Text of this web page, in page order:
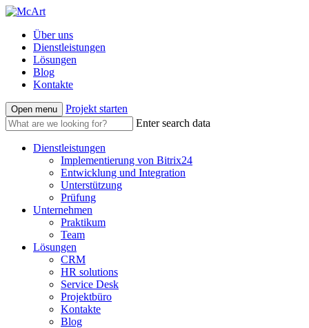
Über uns
Dienstleistungen
Lösungen
Blog
Kontakte
Open menu
Projekt starten
Enter search data
Dienstleistungen
Implementierung von Bitrix24
Entwicklung und Integration
Unterstützung
Prüfung
Unternehmen
Praktikum
Team
Lösungen
CRM
HR solutions
Service Desk
Projektbüro
Kontakte
Blog